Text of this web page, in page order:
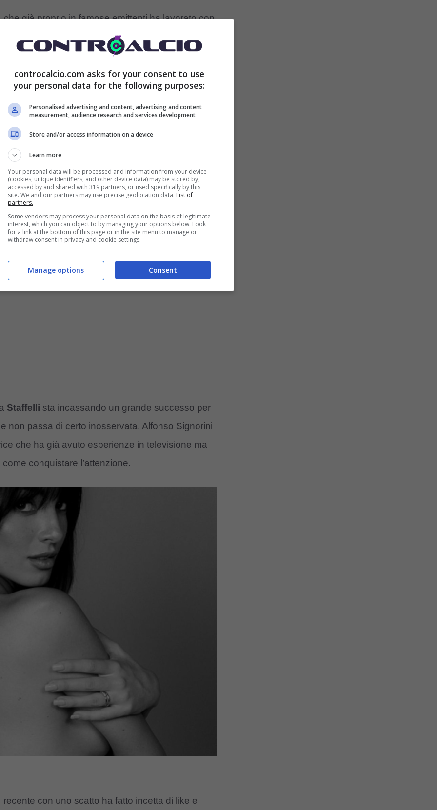
già proprio in famose emittenti ha lavorato con
che sono molto apprezzate. Accanto ad
questa stagione, la splendida Rebecca ha
anche una bellezza che ha lasciato tutti a
sorriso che incanta.
Grande Fratello, e affronta le dinamiche in
Gf la Staffelli non doveva neanche esserci. La
per un lungo viaggio negli Stati Uniti. Poi la
boom di consensiimportante per lei. La curiosità
notizie su di lei e la seguono su Instagram, dal
davvero a bocca aperta.
i social: foto da sogno
Staffelli sta incassando un grande successo per
non passa di certo inosservata. Alfonso Signorini
che ha già avuto esperienze in televisione ma
conquistare l’attenzione.
con uno scatto ha fatto incetta di like e
controcalcio.com asks for your consent to use
your personal data for the following purposes:
Personalised advertising and content, advertising and content
measurement, audience research and services development
Store and/or access information on a device
Learn more
Your personal data will be processed and information from your device
(cookies, unique identifiers, and other device data) may be stored by,
accessed by and shared with 319 partners, or used specifically by this
site. We and our partners may use precise geolocation data. List of
partners.
Some vendors may process your personal data on the basis of legitimate
interest, which you can object to by managing your options below. Look
for a link at the bottom of this page or in the site menu to manage or
withdraw consent in privacy and cookie settings.
Consent
Manage options